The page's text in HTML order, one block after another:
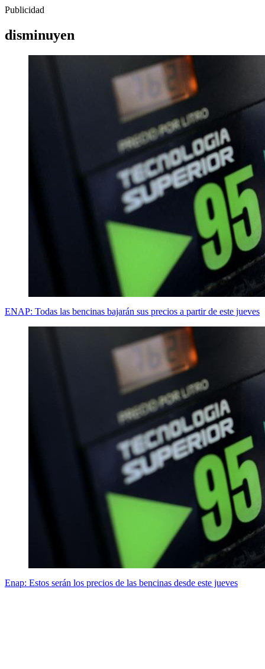
Publicidad
disminuyen
ENAP: Todas las bencinas bajarán sus precios a partir de este jueves
Enap: Estos serán los precios de las bencinas desde este jueves